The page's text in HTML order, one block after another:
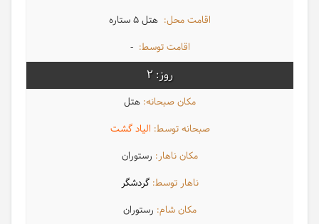
هتل 5 ستاره
-
2
هتل
الیاد گشت
رستوران
گردشگر
رستوران